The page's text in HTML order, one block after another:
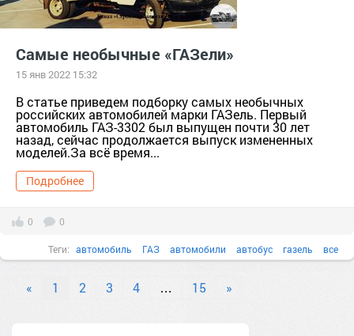
Самые необычные «ГАЗели»
15 янв 2022 15:32
В статье приведем подборку самых необычных
российских автомобилей марки ГАЗель. Первый
автомобиль ГАЗ-3302 был выпущен почти 30 лет
назад, сейчас продолжается выпуск измененных
моделей.За всё время...
Подробнее
0 0
Теги: автомобиль ГАЗ автомобили автобус газель все
« 1 2 3 4 … 15 »